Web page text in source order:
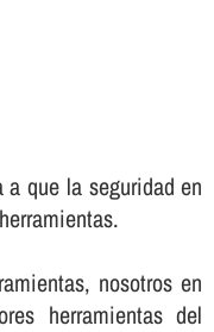
que la seguridad en
nosotros en
herramientas del